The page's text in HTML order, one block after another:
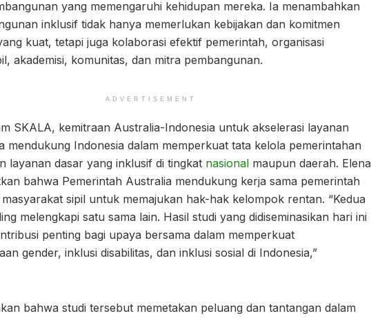
yang memengaruhi kehidupan mereka. Ia menambahkan
inklusif tidak hanya memerlukan kebijakan dan komitmen
kuat, tetapi juga kolaborasi efektif pemerintah, organisasi
akademisi, komunitas, dan mitra pembangunan.
ADVERTISEMENT
SKALA, kemitraan Australia-Indonesia untuk akselerasi layanan
mendukung Indonesia dalam memperkuat tata kelola pemerintahan
layanan dasar yang inklusif di tingkat nasional maupun daerah. Elena
bahwa Pemerintah Australia mendukung kerja sama pemerintah
sipil untuk memajukan hak-hak kelompok rentan. “Kedua
melengkapi satu sama lain. Hasil studi yang didiseminasikan hari ini
penting bagi upaya bersama dalam memperkuat
gender, inklusi disabilitas, dan inklusi sosial di Indonesia,”
bahwa studi tersebut memetakan peluang dan tantangan dalam